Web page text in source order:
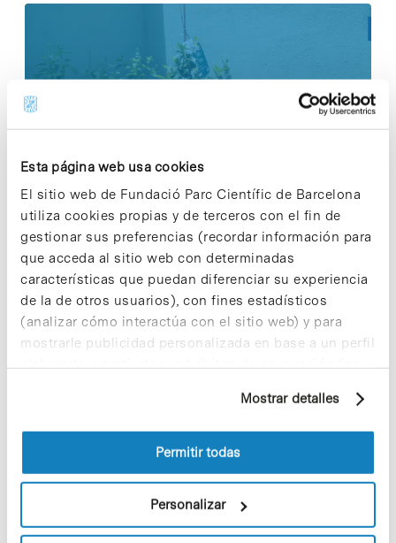
Esta página web usa cookies
El sitio web de Fundació Parc Científic de Barcelona
utiliza cookies propias y de terceros con el fin de
gestionar sus preferencias (recordar información para
que acceda al sitio web con determinadas
características que puedan diferenciar su experiencia
de la de otros usuarios), con fines estadísticos
(analizar cómo interactúa con el sitio web) y para
mostrarle publicidad personalizada en base a un perfil
elaborado a partir de sus hábitos de navegación (por
información sobre las cookies puede consultar
la Política de cookies del sitio web.
Mostrar detalles
Permitir todas
Personalizar
9 de septiembre de 2025
¡Ayúdanos a hacer crecer «Notas de
Sostenibilidad»! ¿Quieres participar
y ser una fuente de inspiración?
3 de septiembre de 2025
Salud es bienestar físico, mental y
11 de febrero de 2026
Últimas noticias